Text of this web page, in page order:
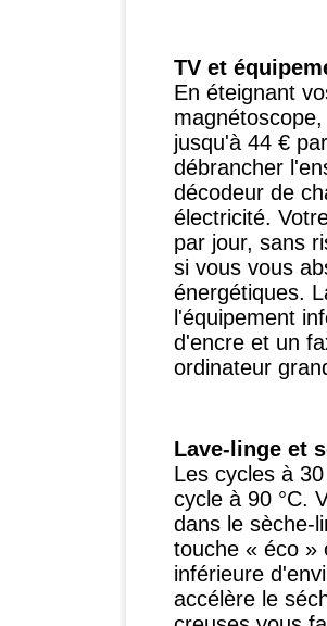
TV et
En éteignant
jusqu'à 44 €
débrancher
décodeur de
électricité.
par jour, sans
si vous vous
énergétiques.
l'équipement
d'encre et un
ordinateur
Lave-linge et
Les cycles à
cycle à 90 °C.
dans le sèche-
touche « éco »
inférieure
accélère le